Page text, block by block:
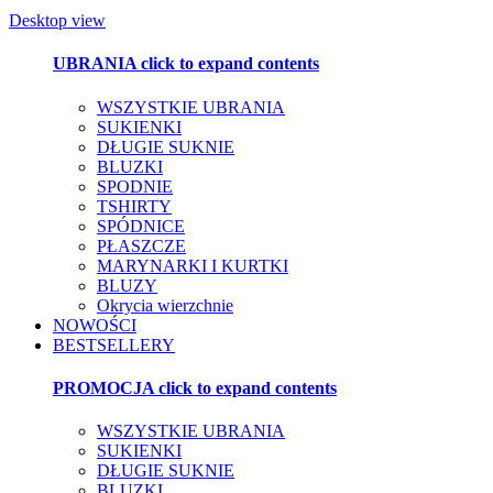
Desktop view
UBRANIA click to expand contents
WSZYSTKIE UBRANIA
SUKIENKI
DŁUGIE SUKNIE
BLUZKI
SPODNIE
TSHIRTY
SPÓDNICE
PŁASZCZE
MARYNARKI I KURTKI
BLUZY
Okrycia wierzchnie
NOWOŚCI
BESTSELLERY
PROMOCJA click to expand contents
WSZYSTKIE UBRANIA
SUKIENKI
DŁUGIE SUKNIE